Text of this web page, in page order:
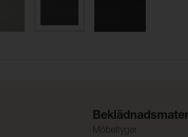
Möbeltyger